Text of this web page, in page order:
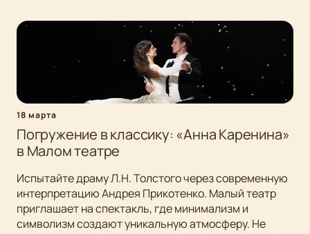
18 марта
Погружение в классику: «Анна Каренина»
в Малом театре
Испытайте драму Л.Н. Толстого через современную
интерпретацию Андрея Прикотенко. Малый театр
приглашает на спектакль, где минимализм и
символизм создают уникальную атмосферу. Не